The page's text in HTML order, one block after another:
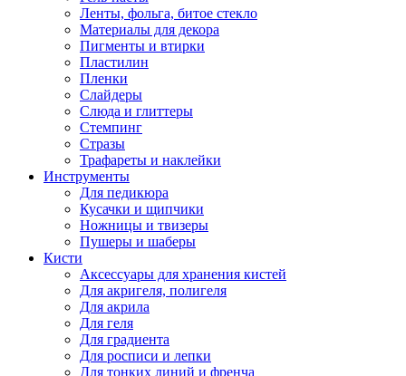
Ленты, фольга, битое стекло
Материалы для декора
Пигменты и втирки
Пластилин
Пленки
Слайдеры
Слюда и глиттеры
Стемпинг
Стразы
Трафареты и наклейки
Инструменты
Для педикюра
Кусачки и щипчики
Ножницы и твизеры
Пушеры и шаберы
Кисти
Аксессуары для хранения кистей
Для акригеля, полигеля
Для акрила
Для геля
Для градиента
Для росписи и лепки
Для тонких линий и френча